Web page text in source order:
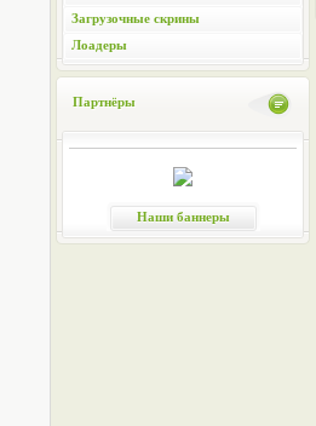
Загрузочные скрины
Лоадеры
Партнёры
Наши баннеры